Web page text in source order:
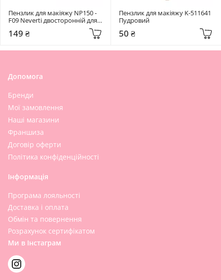
Пензлик для макіяжу NP150 -
F09 Neverti двосторонній для
149 ₴
Пензлик для макіяжу K-511641
Пудровий
50 ₴
Допомога
Бренди
Мої замовлення
Наші магазини
Франшиза
Договір оферти
Політика конфіденційності
Інформація
Програма лояльності
Доставка і оплата
Обмін та повернення
Розрахунок сертифікатом
Ми в Інстаграм